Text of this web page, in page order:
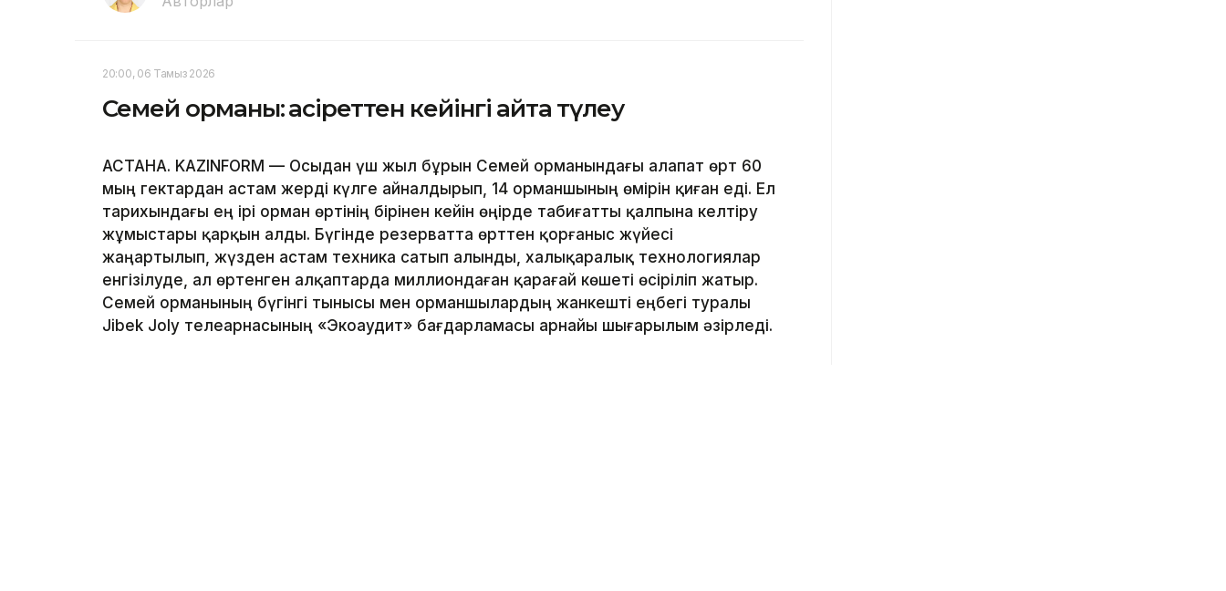
20:00, 06 Тамыз 2026
Семей орманы: қасіреттен кейінгі қайта түлеу
АСТАНА. KAZINFORM — Осыдан үш жыл бұрын Семей орманындағы алапат өрт 60
мың гектардан астам жерді күлге айналдырып, 14 орманшының өмірін қиған еді. Ел
тарихындағы ең ірі орман өртінің бірінен кейін өңірде табиғатты қалпына келтіру
жұмыстары қарқын алды. Бүгінде резерватта өрттен қорғаныс жүйесі
жаңартылып, жүзден астам техника сатып алынды, халықаралық технологиялар
енгізілуде, ал өртенген алқаптарда миллиондаған қарағай көшеті өсіріліп жатыр.
Семей орманының бүгінгі тынысы мен орманшылардың жанкешті еңбегі туралы
Jibek Joly телеарнасының «Экоаудит» бағдарламасы арнайы шығарылым әзірледі.